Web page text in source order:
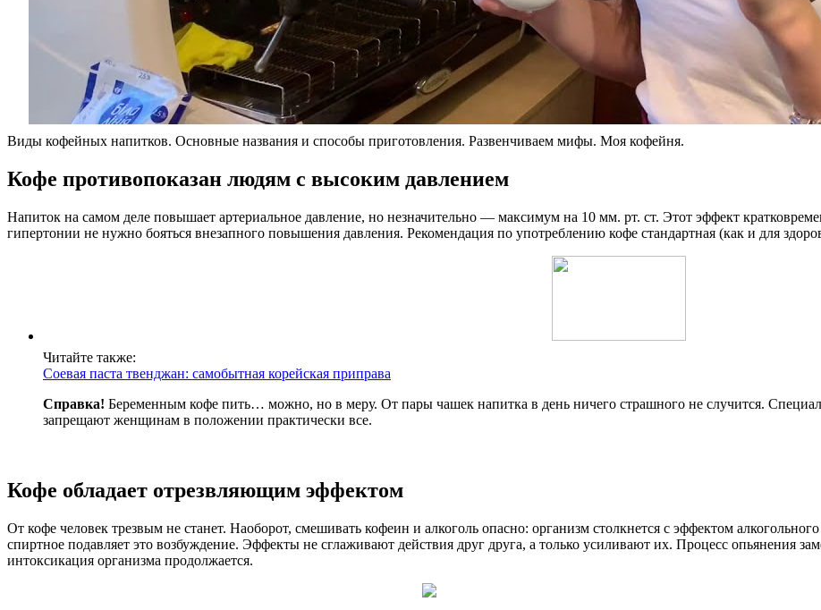
Виды кофейных напитков. Основные названия и способы приготовления. Развенчиваем мифы. Моя кофейня.
Кофе противопоказан людям с высоким давлением
Напиток на самом деле повышает артериальное давление, но незначительно — максимум на 10 мм. рт. ст. Этот эффект
гипертонии не нужно бояться внезапного повышения давления. Рекомендация по употреблению кофе стандартная (как и для
Читайте также:
Соевая паста твенджан: самобытная корейская приправа
Справка! Беременным кофе пить… можно, но в меру. От пары чашек напитка в день ничего страшного не случится.
запрещают женщинам в положении практически все.
Кофе обладает отрезвляющим эффектом
От кофе человек трезвым не станет. Наоборот, смешивать кофеин и алкоголь опасно: организм столкнется с эффектом
спиртное подавляет это возбуждение. Эффекты не сглаживают действия друг друга, а только усиливают их. Процесс опьянения
интоксикация организма продолжается.